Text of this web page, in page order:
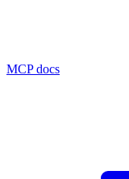
MCP docs